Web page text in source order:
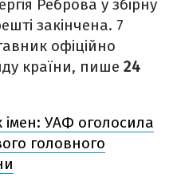
Реброва у збірну
закінчена. 7
офіційно
країни, пише 24
імен: УАФ оголосила
головного